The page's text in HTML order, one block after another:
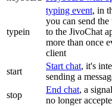
typein
typing event, in
you can send
to the JivoChat
more than once
client
start
Start chat, it's
sending a
stop
End chat, a
no longer